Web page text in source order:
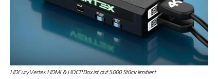
HDFury Vertex HDMI & HDCP Box ist auf 5.000 Stück limitiert